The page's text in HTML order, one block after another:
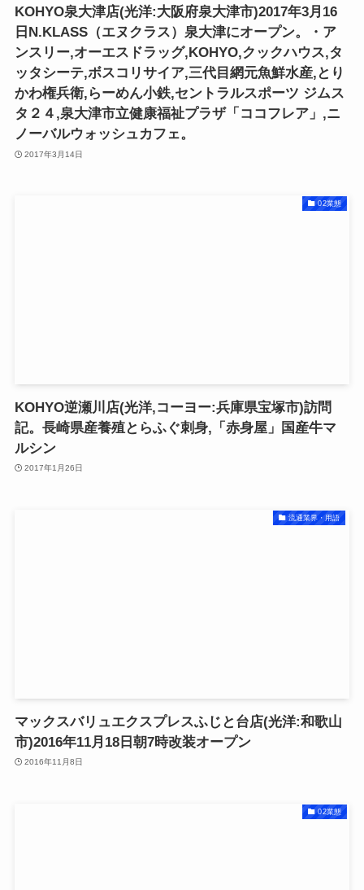
KOHYO泉大津店(光洋:大阪府泉大津市)2017年3月16
日N.KLASS（エヌクラス）泉大津にオープン。・ア
ンスリー,オーエスドラッグ,KOHYO,クックハウス,タ
ッタシーテ,ボスコリサイア,三代目網元魚鮮水産,とり
かわ権兵衛,らーめん小鉄,セントラルスポーツ ジムス
タ２４,泉大津市立健康福祉プラザ「ココフレア」,ニ
ノーバルウォッシュカフェ。
2017年3月14日
02業態
KOHYO逆瀬川店(光洋,コーヨー:兵庫県宝塚市)訪問
記。長崎県産養殖とらふぐ刺身,「赤身屋」国産牛マ
ルシン
2017年1月26日
流通業界・用語
マックスバリュエクスプレスふじと台店(光洋:和歌山
市)2016年11月18日朝7時改装オープン
2016年11月8日
02業態